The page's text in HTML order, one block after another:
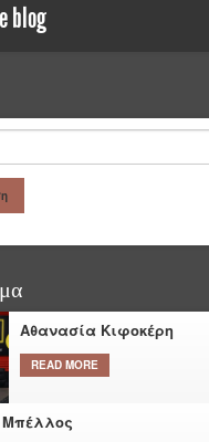
blog
Αθανασία Κιφοκέρη
READ MORE